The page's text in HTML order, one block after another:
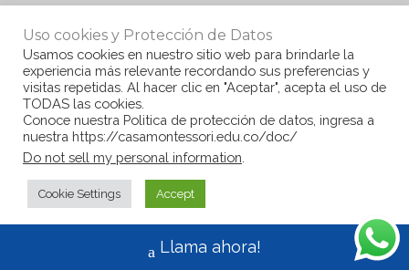
Uso cookies y Protección de Datos
Usamos cookies en nuestro sitio web para brindarle la
experiencia más relevante recordando sus preferencias y
visitas repetidas. Al hacer clic en "Aceptar", acepta el uso de
TODAS las cookies.
Conoce nuestra Politica de protección de datos, ingresa a
nuestra https://casamontessori.edu.co/doc/
Do not sell my personal information
Cookie Settings Accept
Llama ahora!